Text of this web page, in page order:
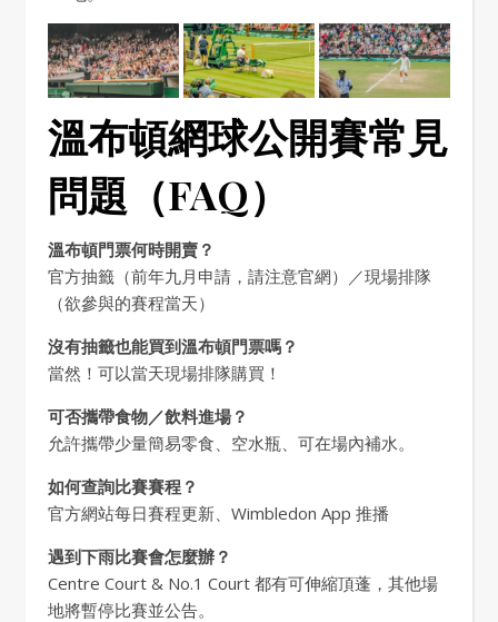
溫布頓網球公開賽常見
問題（FAQ）
溫布頓門票何時開賣？
官方抽籤（前年九月申請，請注意官網）／現場排隊
（欲參與的賽程當天）
沒有抽籤也能買到溫布頓門票嗎？
當然！可以當天現場排隊購買！
可否攜帶食物／飲料進場？
允許攜帶少量簡易零食、空水瓶、可在場內補水。
如何查詢比賽賽程？
官方網站每日賽程更新、Wimbledon App 推播
遇到下雨比賽會怎麼辦？
Centre Court & No.1 Court 都有可伸縮頂蓬，其他場
地將暫停比賽並公告。